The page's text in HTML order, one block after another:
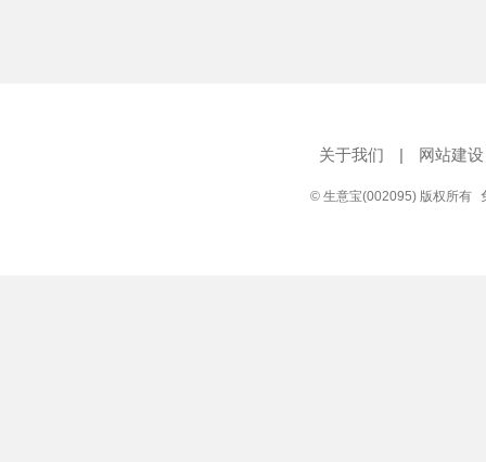
关于我们 | 网站建设
© 生意宝(002095) 版权所有